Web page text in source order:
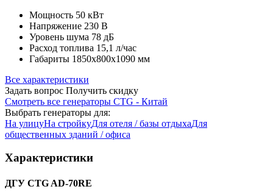
Мощность 50 кВт
Напряжение 230 В
Уровень шума 78 дБ
Расход топлива 15,1 л/час
Габариты 1850x800x1090 мм
Все характеристики
Задать вопрос Получить скидку
Смотреть все генераторы CTG - Китай
Выбрать генераторы для:
На улицуНа стройкуДля отеля / базы отдыхаДля
общественных зданий / офиса
Характеристики
ДГУ CTG AD-70RE